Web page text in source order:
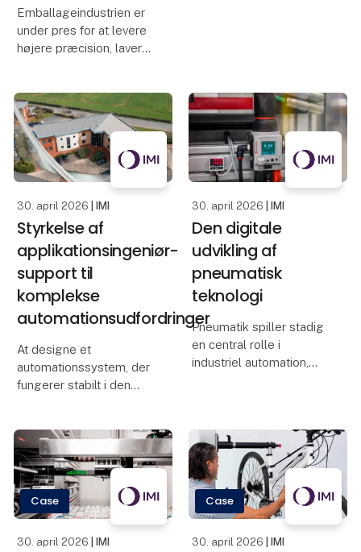
Emballageindustrien er
under pres for at levere
højere præcision, lavere
processer. Et eksempel
er samarbejdet mellem
Opitz Packaging
Systems GmbH og IMI
Bahr, hvor
30. april 2026 | IMI
Styrkelse af
applikationsingeniør-
support til
komplekse
automationsudfordringer
At designe et
automationssystem, der
fungerer stabilt i den
applikationen. Hvordan
skal den køre? Hvor
ligger risiciene? Og hvad
bør testes og validere
30. april 2026 | IMI
Den digitale
udvikling af
pneumatisk
teknologi
Pneumatik spiller stadig
en central rolle i
industriel automation,
fra at være rent
mekanisk/pneumatisk til
også at blive datadrevet.
Case
30. april 2026 | IMI
Case
30. april 2026 | IMI